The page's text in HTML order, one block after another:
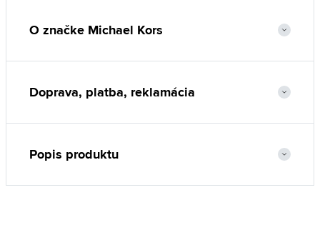
O značke Michael Kors
Doprava, platba, reklamácia
Popis produktu